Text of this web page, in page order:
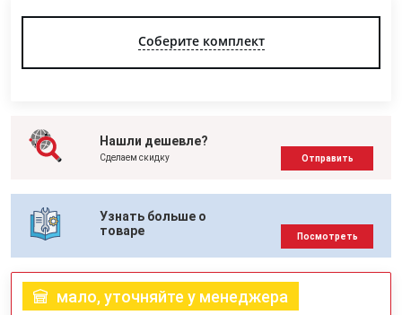
Соберите комплект
Нашли дешевле?
Сделаем скидку Отправить
Узнать больше о
товаре
Посмотреть
мало, уточняйте у менеджера